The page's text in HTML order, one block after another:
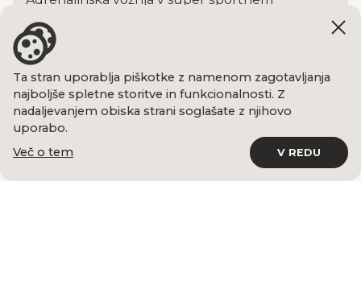
avtomobilu z izkušenim voznikom, ki vam
omogoči, da sproščeno...
Ta stran uporablja piškotke z namenom zagotavljanja
najboljše spletne storitve in funkcionalnosti. Z
nadaljevanjem obiska strani soglašate z njihovo
uporabo.
Več o tem
V REDU